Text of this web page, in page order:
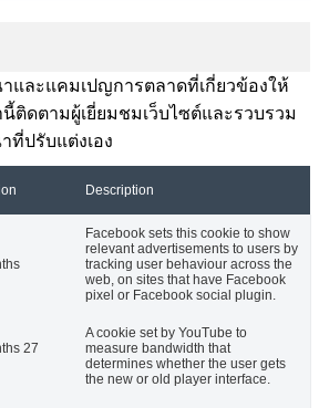
และแคมเปญการตลาดที่เกี่ยวข้องให้
ติดตามผู้เยี่ยมชมเว็บไซต์และรวบรวม
ปรับแต่งเอง
Description
Facebook sets this cookie to show
relevant advertisements to users by
tracking user behaviour across the
web, on sites that have Facebook
pixel or Facebook social plugin.
27
A cookie set by YouTube to
measure bandwidth that
determines whether the user gets
the new or old player interface.